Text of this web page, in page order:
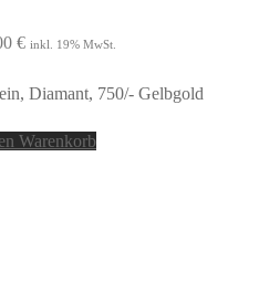
€ inkl. 19% MwSt.
Diamant, 750/- Gelbgold
Warenkorb